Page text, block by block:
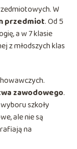
W
przedmiot. Od 5
a w 7 klasie
z młodszych klas
zawodowego.
szkoły
ale nie są
na